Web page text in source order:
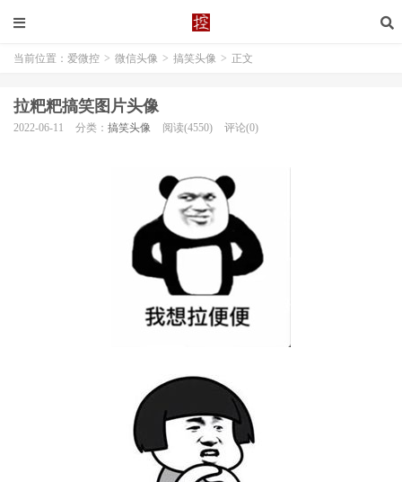
当前位置： 爱微控 > 微信头像 > 搞笑头像 > 正文
拉粑粑搞笑图片头像
2022-06-11 分类： 搞笑头像 阅读(4550) 评论(0)